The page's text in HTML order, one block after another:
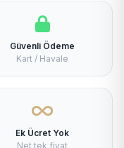
Güvenli Ödeme
Kart / Havale
Ek Ücret Yok
Net tek fiyat